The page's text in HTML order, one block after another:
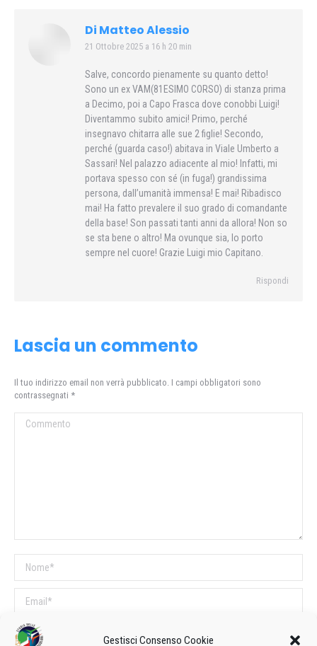
Gestisci Consenso Cookie
Di Matteo Alessio
says:
21 Ottobre 2025 a 16 h 20 min
Salve, concordo pienamente su quanto detto!
Sono un ex VAM(81ESIMO CORSO) di stanza prima
a Decimo, poi a Capo Frasca dove conobbi Luigi!
Diventammo subito amici! Primo, perché
insegnavo chitarra alle sue 2 figlie! Secondo,
perché (guarda caso!) abitava in Viale Umberto a
Sassari! Nel palazzo adiacente al mio! Infatti, mi
portava spesso con sé (in fuga!) grandissima
persona, dall’umanità immensa! E mai! Ribadisco
mai! Ha fatto prevalere il suo grado di comandante
della base! Son passati tanti anni da allora! Non so
se sta bene o altro! Ma ovunque sia, lo porto
sempre nel cuore! Grazie Luigi mio Capitano.
Rispondi
Lascia un commento
Il tuo indirizzo email non verrà pubblicato. I campi obbligatori sono
contrassegnati *
Commento
Nome *
Email *
Sito web